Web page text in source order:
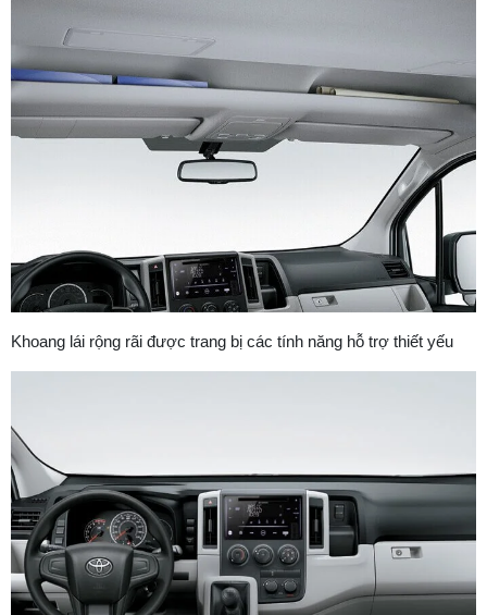
Khoang lái rộng rãi được trang bị các tính năng hỗ trợ thiết yếu